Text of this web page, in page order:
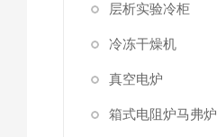
层析实验冷柜
冷冻干燥机
真空电炉
箱式电阻炉马弗炉